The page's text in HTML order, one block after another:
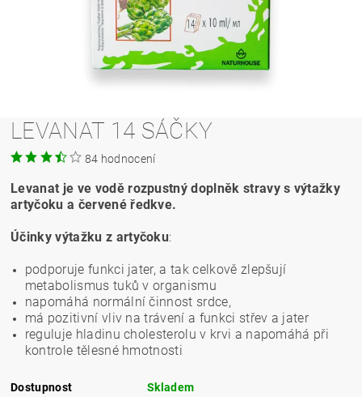
LEVANAT 14 SÁČKY
84 hodnocení
Levanat je ve vodě rozpustný doplněk stravy s výtažky
artyčoku a červené ředkve.
Účinky výtažku z artyčoku:
podporuje funkci jater, a tak celkově zlepšují
metabolismus tuků v organismu
napomáhá normální činnost srdce,
má pozitivní vliv na trávení a funkci střev a jater
reguluje hladinu cholesterolu v krvi a napomáhá při
kontrole tělesné hmotnosti
Dostupnost
Skladem